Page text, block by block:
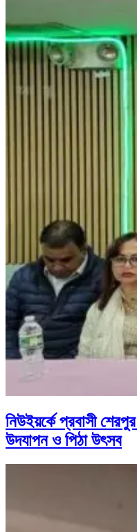
নিউইয়র্কে প্রবাসী
উদযাপন ও পিঠা উৎসব